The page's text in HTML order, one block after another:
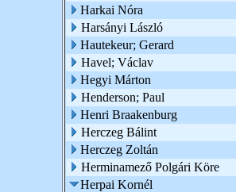
Harkai Nóra
Harsányi László
Hautekeur; Gerard
Havel; Václav
Hegyi Márton
Henderson; Paul
Henri Braakenburg
Herczeg Bálint
Herczeg Zoltán
Herminamező Polgári Köre
Herpai Kornél